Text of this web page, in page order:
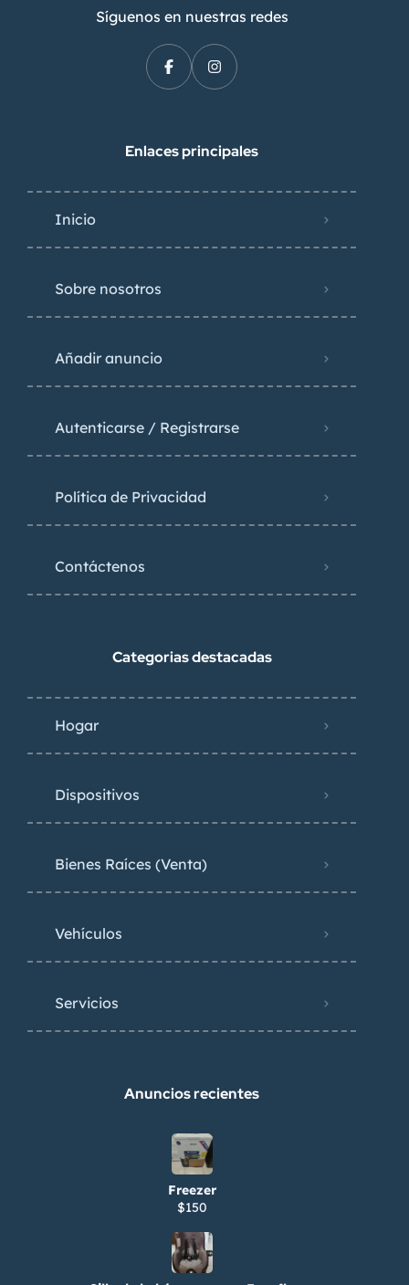
Síguenos en nuestras redes
Enlaces principales
Inicio
Sobre nosotros
Añadir anuncio
Autenticarse / Registrarse
Política de Privacidad
Contáctenos
Categorias destacadas
Hogar
Dispositivos
Bienes Raíces (Venta)
Vehículos
Servicios
Anuncios recientes
Freezer
$150